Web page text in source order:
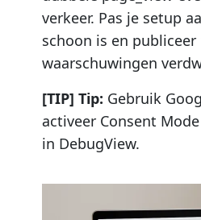
verkeer. Pas je setup
schoon is en publiceer
waarschuwingen
[TIP] Tip: Gebruik
activeer Consent
in DebugView.